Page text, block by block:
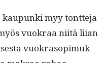
kaupun­ki myy tont­te­ja
vuokraa niitä liian
vuokra­sopimuk­